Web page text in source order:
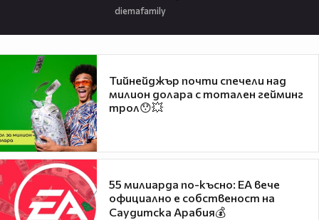
diemafamily
Тийнейджър почти спечели над
милион долара с тотален гейминг
трол😯💥
55 милиарда по-късно: EA вече
официално е собственост на
Саудитска Арабия💰